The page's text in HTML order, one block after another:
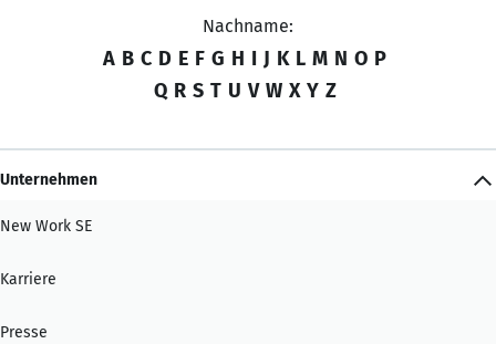
Nachname:
A B C D E F G H I J K L M N O P
Q R S T U V W X Y Z
Unternehmen
New Work SE
Karriere
Presse